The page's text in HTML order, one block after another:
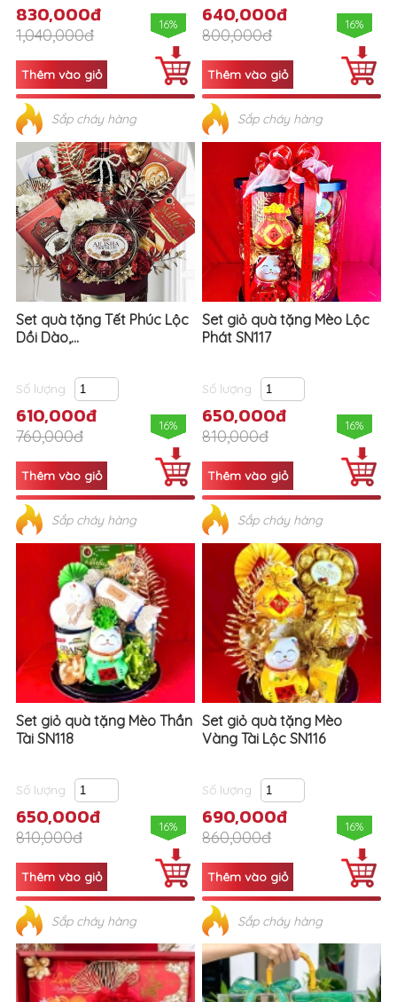
830,000đ
1,040,000đ
16%
Sắp cháy hàng
640,000đ
800,000đ
16%
Sắp cháy hàng
Set quà tặng Tết Phúc Lộc
Dồi Dào,...
Số lượng
610,000đ
760,000đ
16%
Sắp cháy hàng
Set giỏ quà tặng Mèo Lộc
Phát SN117
Số lượng
650,000đ
810,000đ
16%
Sắp cháy hàng
Set giỏ quà tặng Mèo Thần
Tài SN118
Số lượng
650,000đ
810,000đ
16%
Sắp cháy hàng
Set giỏ quà tặng Mèo
Vàng Tài Lộc SN116
Số lượng
690,000đ
860,000đ
16%
Sắp cháy hàng